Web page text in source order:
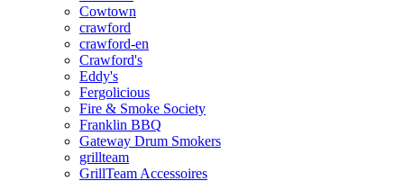
Cowtown
crawford
crawford-en
Crawford's
Eddy's
Fergolicious
Fire & Smoke Society
Franklin BBQ
Gateway Drum Smokers
grillteam
GrillTeam Accessoires